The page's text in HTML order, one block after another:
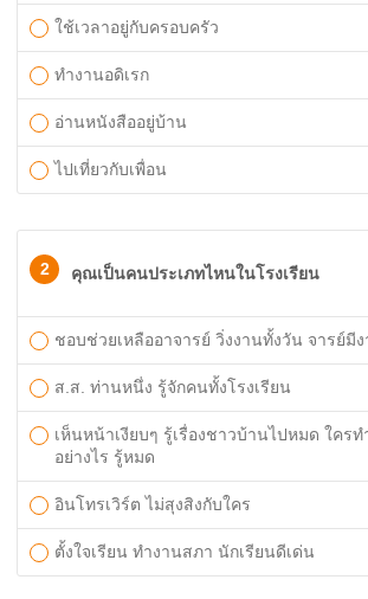
ใช้เวลาอยู่กับครอบครัว
ทำงานอดิเรก
อ่านหนังสืออยู่บ้าน
ไปเที่ยวกับเพื่อน
2 คุณเป็นคนประเภทไหนในโรงเรียน
ชอบช่วยเหลืออาจารย์ วิ่งงานทั้งวัน จารย์มี
ส.ส. ท่านหนึ่ง รู้จักคนทั้งโรงเรียน
เห็นหน้าเงียบๆ รู้เรื่องชาวบ้านไปหมด ใครท
อย่างไร รู้หมด
อินโทรเวิร์ต ไม่สุงสิงกับใคร
ตั้งใจเรียน ทำงานสภา นักเรียนดีเด่น